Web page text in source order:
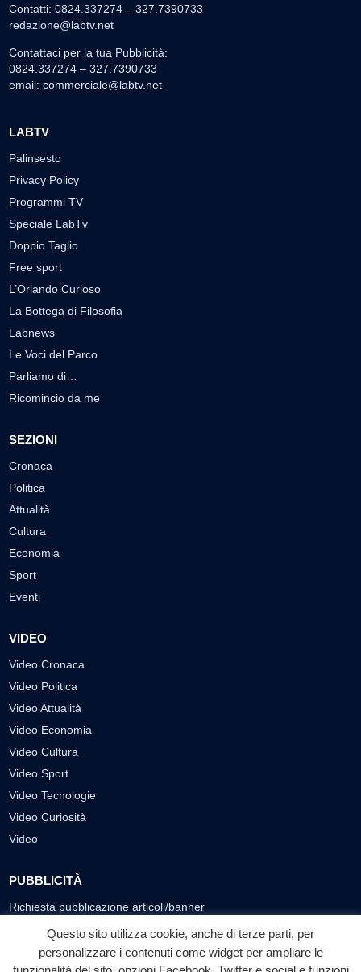
Contatti: 0824.337274 – 327.7390733
redazione@labtv.net
Contattaci per la tua Pubblicità:
0824.337274 – 327.7390733
email: commerciale@labtv.net
LABTV
Palinsesto
Privacy Policy
Programmi TV
Speciale LabTv
Doppio Taglio
Free sport
L’Orlando Curioso
La Bottega di Filosofia
Labnews
Le Voci del Parco
Parliamo di…
Ricomincio da me
SEZIONI
Cronaca
Politica
Attualità
Cultura
Economia
Sport
Eventi
VIDEO
Video Cronaca
Video Politica
Video Attualità
Video Economia
Video Cultura
Video Sport
Video Tecnologie
Video Curiosità
Video
PUBBLICITÀ
Richiesta pubblicazione articoli/banner
SEGUICI SUI SOCIAL
Questo sito utilizza cookie, anche di terze parti, per
personalizzare i contenuti come widget per ampliare le